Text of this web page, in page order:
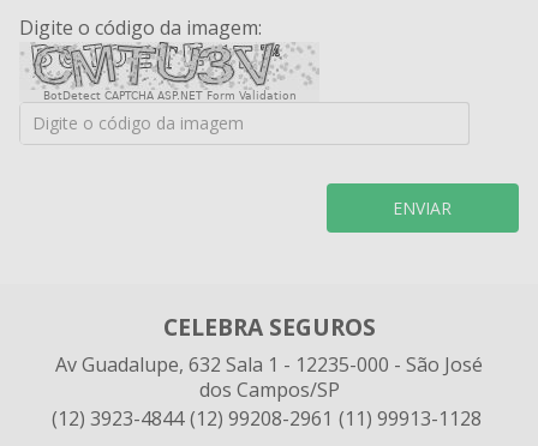
Digite o código da imagem:
BotDetect CAPTCHA ASP.NET Form Validation
ENVIAR
CELEBRA SEGUROS
Av Guadalupe, 632 Sala 1 - 12235-000 - São José
dos Campos/SP
(12) 3923-4844 (12) 99208-2961 (11) 99913-1128